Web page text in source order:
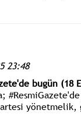
23:48
bugün (18